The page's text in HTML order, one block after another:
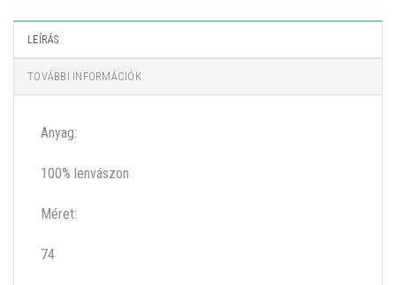
LEÍRÁS
TOVÁBBI INFORMÁCIÓK
Anyag:
100% lenvászon
Méret:
74